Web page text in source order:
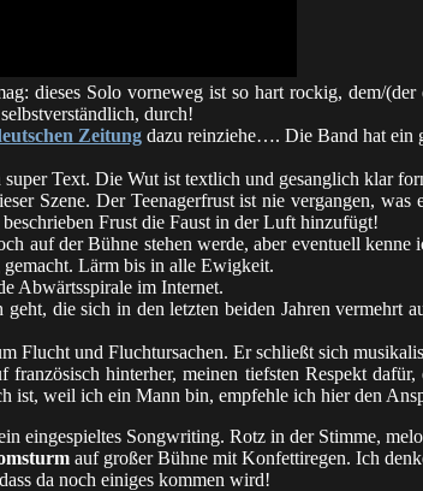
dieses Solo vorneweg ist so hart rockig, dem/
durch!
Zeitungdazu reinziehe…. Die Band hat ein
Text. Die Wut ist textlich und gesanglich klar
Szene. Der Teenagerfrust ist nie vergangen,
Frust die Faust in der Luft hinzufügt!
auf der Bühne stehen werde, aber eventuell
Lärm bis in alle Ewigkeit.
Abwärtsspirale im Internet.
die sich in den letzten beiden Jahren
Flucht und Fluchtursachen. Er schließt sich
französisch hinterher, meinen tiefsten Respekt
ist, weil ich ein Mann bin, empfehle ich hier den
eingespieltes Songwriting. Rotz in der Stimme,
auf großer Bühne mit Konfettiregen. Ich
da noch einiges kommen wird!